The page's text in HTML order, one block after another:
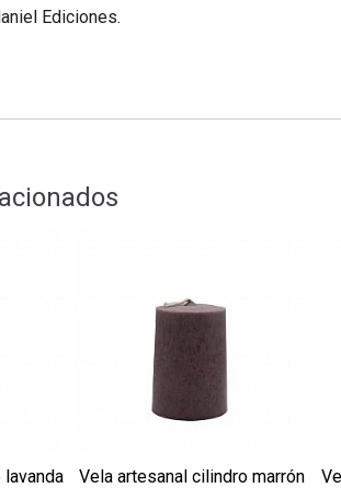
Ediciones.
Vela artesanal cilindro marrón